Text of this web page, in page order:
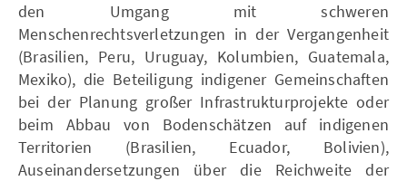
den Umgang mit schweren
Menschenrechtsverletzungen in der Vergangenheit
(Brasilien, Peru, Uruguay, Kolumbien, Guatemala,
Mexiko), die Beteiligung indigener Gemeinschaften
bei der Planung großer Infrastrukturprojekte oder
beim Abbau von Bodenschätzen auf indigenen
Territorien (Brasilien, Ecuador, Bolivien),
Auseinandersetzungen über die Reichweite der